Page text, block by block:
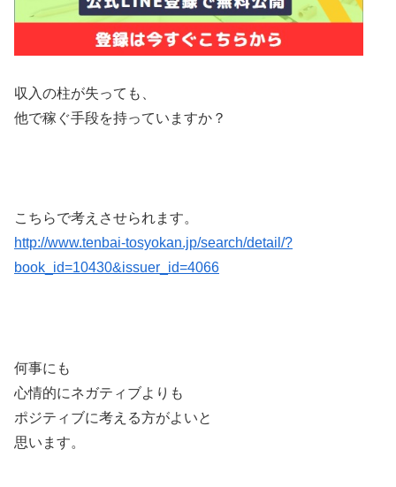
収入の柱が失っても、
他で稼ぐ手段を持っていますか？
こちらで考えさせられます。
http://www.tenbai-tosyokan.jp/search/detail/?
book_id=10430&issuer_id=4066
何事にも
心情的にネガティブよりも
ポジティブに考える方がよいと
思います。